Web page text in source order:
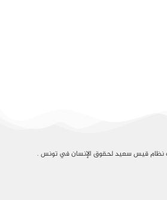
نظام قيس سعيد لحقوق الإنسان في تونس .